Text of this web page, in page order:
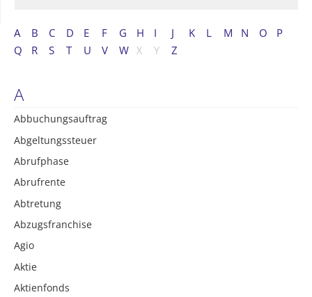
A B C D E F G H I J K L M N O
P
Q
R S T U V W X Y Z
A
Abbuchungsauftrag
Abgeltungssteuer
Abrufphase
Abrufrente
Abtretung
Abzugsfranchise
Agio
Aktie
Aktienfonds